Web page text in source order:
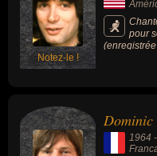
Notez-le !
pour
Dominic
1964 -